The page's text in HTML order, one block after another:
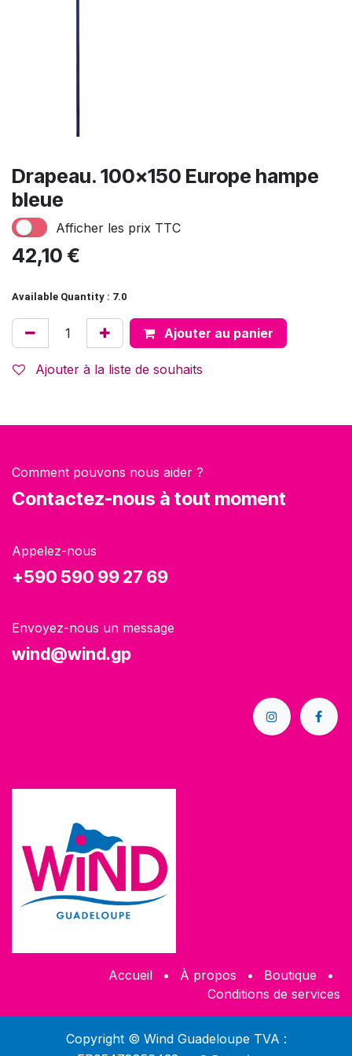
Drapeau. 100x150 Europe hampe
bleue
Afficher les prix TTC
42,10 €
Available Quantity : 7.0
Ajouter au panier
Ajouter à la liste de souhaits
Comment pouvons nous aider ?
Contactez-nous à tout moment
Appelez-nous
+590 590 99 27 69
Envoyez-nous un message
wind@wind.gp
Accueil • À propos • Boutique
•
Conditions de services
Copyright © Wind Guadeloupe TVA :